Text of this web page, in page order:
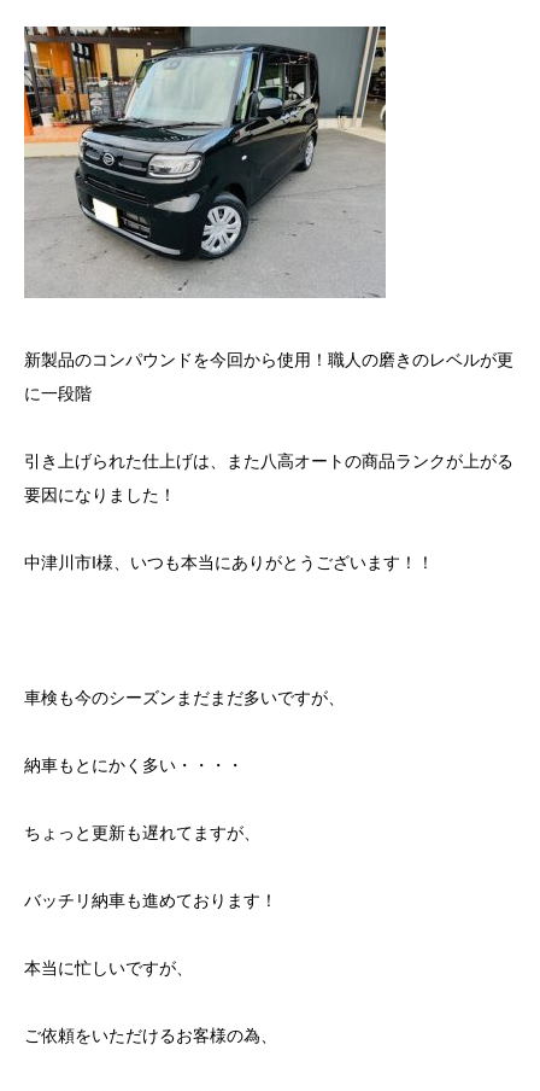
新製品のコンパウンドを今回から使用！職人の磨きのレベルが更
に一段階
引き上げられた仕上げは、また八高オートの商品ランクが上がる
要因になりました！
中津川市I様、いつも本当にありがとうございます！！
車検も今のシーズンまだまだ多いですが、
納車もとにかく多い・・・・
ちょっと更新も遅れてますが、
バッチリ納車も進めております！
本当に忙しいですが、
ご依頼をいただけるお客様の為、